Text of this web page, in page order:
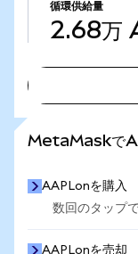
循環供給量
2.68万
MetaMaskで
AAPLonを購入
数回のタップ
AAPLonを売却